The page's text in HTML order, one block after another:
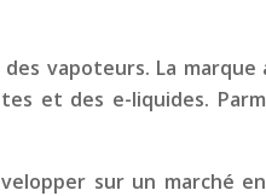
vapoteurs. La
et des e-liquides.
sur un marché